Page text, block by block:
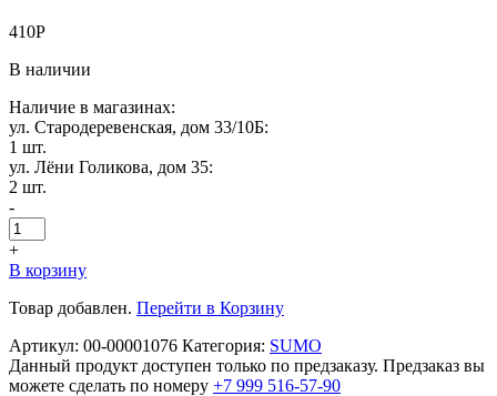
410Р
В наличии
Наличие в магазинах:
ул. Стародеревенская, дом 33/10Б:
1 шт.
ул. Лёни Голикова, дом 35:
2 шт.
-
+
В корзину
Товар добавлен. Перейти в Корзину
Артикул: 00-00001076 Категория: SUMO
Данный продукт доступен только по предзаказу. Предзаказ вы
можете сделать по номеру +7 999 516-57-90